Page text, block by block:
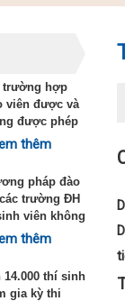
trường hợp
viên được và
được phép
theo
thêm
pháp đào
trường ĐH
viên không
với ngành
thêm
14.000 thí sinh
gia kỳ thi